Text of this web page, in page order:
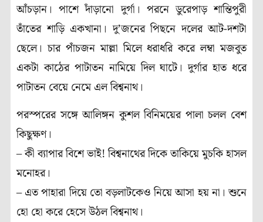
আঁচড়ান। পাশে দাঁড়ানো দুর্গা। পরনে ডুরেপাড় শান্তিপুরী
তাঁতের শাড়ি একখানা। দু’জনের পিছনে দলের আট-দশটা
ছেলে। চার পাঁচজন মাল্লা মিলে ধরাধরি করে লম্বা মজবুত
একটা কাঠের পাটাতন নামিয়ে দিল ঘাটে। দুর্গার হাত ধরে
পাটাতন বেয়ে নেমে এল বিশ্বনাথ।
পরস্পরের সঙ্গে আলিঙ্গন কুশল বিনিময়ের পালা চলল বেশ
কিছুক্ষণ।
– কী ব্যাপার বিশে ভাই! বিশ্বনাথের দিকে তাকিয়ে মুচকি হাসল
মনোহর।
– এত পাহারা দিয়ে তো বড়লাটকেও নিয়ে আসা হয় না। শুনে
হো হো করে হেসে উঠল বিশ্বনাথ।